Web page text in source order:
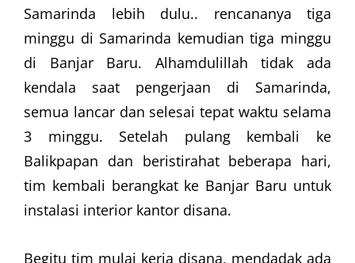
Samarinda lebih dulu.. rencananya tiga
minggu di Samarinda kemudian tiga minggu
di Banjar Baru. Alhamdulillah tidak ada
kendala saat pengerjaan di Samarinda,
semua lancar dan selesai tepat waktu selama
3 minggu. Setelah pulang kembali ke
Balikpapan dan beristirahat beberapa hari,
tim kembali berangkat ke Banjar Baru untuk
instalasi interior kantor disana.
Begitu tim mulai kerja disana, mendadak ada